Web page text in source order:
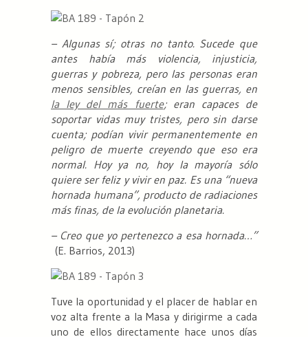
– Algunas sí; otras no tanto. Sucede que
antes había más violencia, injusticia,
guerras y pobreza, pero las personas eran
menos sensibles, creían en las guerras, en
la ley del más fuerte; eran capaces de
soportar vidas muy tristes, pero sin darse
cuenta; podían vivir permanentemente en
peligro de muerte creyendo que eso era
normal. Hoy ya no, hoy la mayoría sólo
quiere ser feliz y vivir en paz. Es una “nueva
hornada humana”, producto de radiaciones
más finas, de la evolución planetaria.
– Creo que yo pertenezco a esa hornada…”
(E. Barrios, 2013)
Tuve la oportunidad y el placer de hablar en
voz alta frente a la Masa y dirigirme a cada
uno de ellos directamente hace unos días